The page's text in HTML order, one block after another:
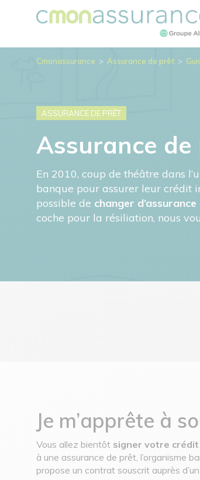
Cmonassurance > Assurance de prêt >
ASSURANCE DE PRÊT
Assurance
En 2010, coup de théâtre dans
banque pour assurer leur crédit
possible de changer
coche pour la résiliation, nous
Je m’apprête à
Vous allez bientôt signer votre
à une assurance de prêt, l’organisme
propose un contrat souscrit auprès